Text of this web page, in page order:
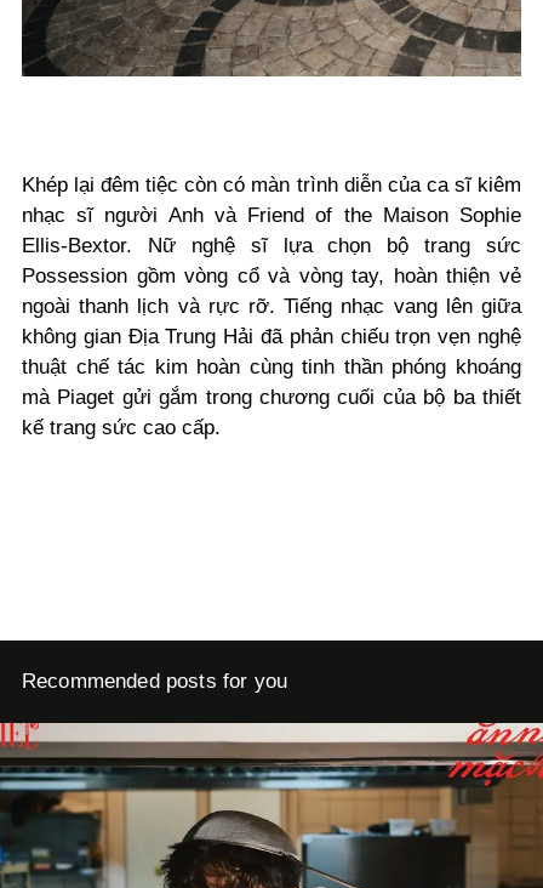
Khép lại đêm tiệc còn có màn trình diễn của ca sĩ kiêm
nhạc sĩ người Anh và Friend of the Maison Sophie
Ellis-Bextor. Nữ nghệ sĩ lựa chọn bộ trang sức
Possession gồm vòng cổ và vòng tay, hoàn thiện vẻ
ngoài thanh lịch và rực rỡ. Tiếng nhạc vang lên giữa
không gian Địa Trung Hải đã phản chiếu trọn vẹn nghệ
thuật chế tác kim hoàn cùng tinh thần phóng khoáng
mà Piaget gửi gắm trong chương cuối của bộ ba thiết
kế trang sức cao cấp.
Recommended posts for you